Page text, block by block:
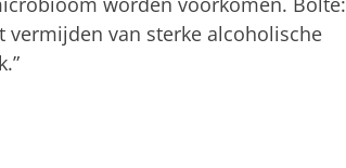
vermijden van sterke alcoholische